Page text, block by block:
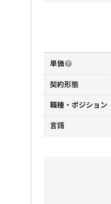
単価
契約形態
職種・ポジション
言語